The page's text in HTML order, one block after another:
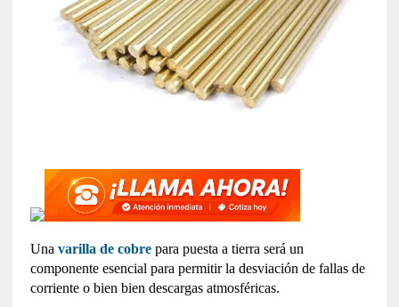
Una varilla de cobrepara puesta a tierra será un
componente esencial para permitir la desviación de fallas de
corriente o bien bien descargas atmosféricas.